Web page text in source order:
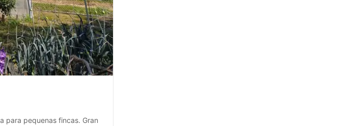
para pequenas fincas. Gran